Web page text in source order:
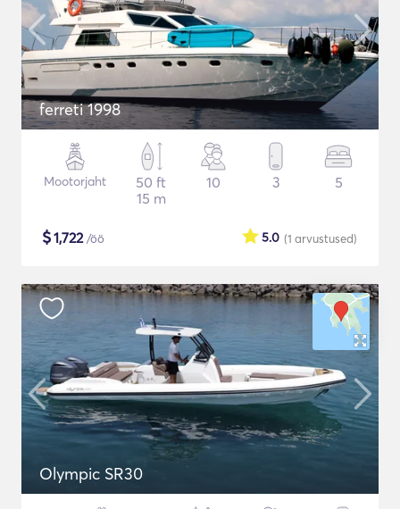
ferreti 1998
Mootorjaht
50 ft
15 m
10 3 5
$1,722/öö (1 arvustused)
5.0
Olympic SR30